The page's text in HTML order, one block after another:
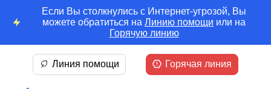
Если Вы столкнулись с Интернет-угрозой, Вы
можете обратиться на Линию помощи или на
Горячую линию
Линия помощи Горячая линия